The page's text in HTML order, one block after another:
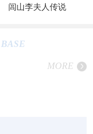
闾山李夫人传说
BASE
MORE